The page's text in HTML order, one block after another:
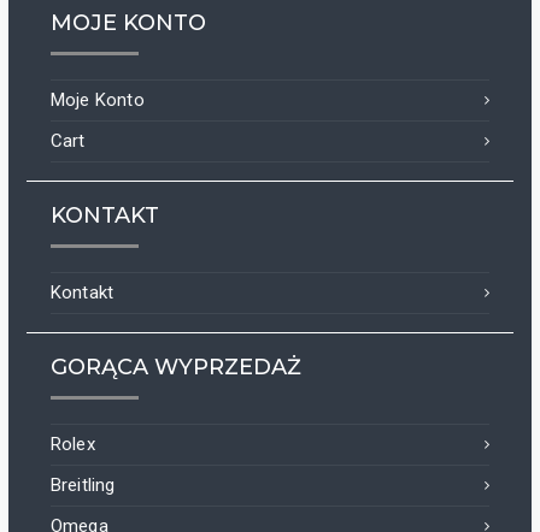
MOJE KONTO
Moje Konto
Cart
KONTAKT
Kontakt
GORĄCA WYPRZEDAŻ
Rolex
Breitling
Omega